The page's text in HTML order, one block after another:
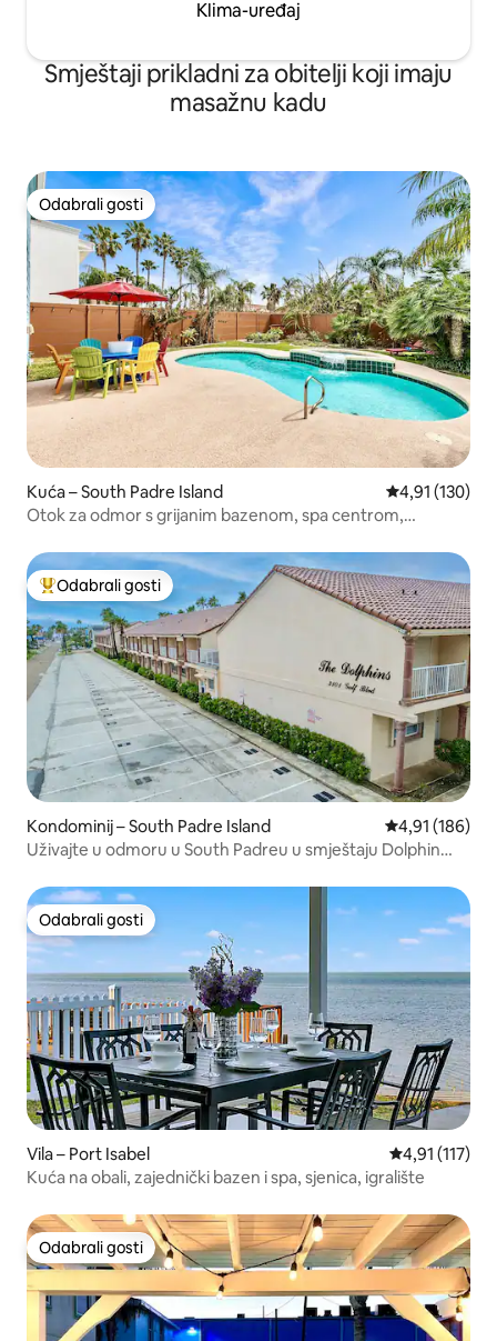
Klima-uređaj
Smještaji prikladni za obitelji koji imaju
masažnu kadu
Odabrali gosti
Odabrali gosti
Kuća – South Padre Island Prosječna
4,91 (130)
Otok za odmor s grijanim bazenom, spa centrom,
Među najviše rangiranima s oznakom „Odabrali gosti”
Odabrali gosti
Kondominij – South Padre Island Prosječna
4,91 (186)
Uživajte u odmoru u South Padreu u smještaju Dolphin
Odabrali gosti
Odabrali gosti
Vila – Port Isabel Prosječna
4,91 (117)
Kuća na obali, zajednički bazen i spa, sjenica, igralište
Odabrali gosti
Odabrali gosti